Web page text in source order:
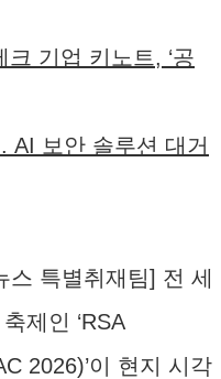
기업 키노트, ‘공
AI 보안 솔루션 대거
특별취재팀] 전 세
제인 ‘RSA
2026)’이 현지 시각